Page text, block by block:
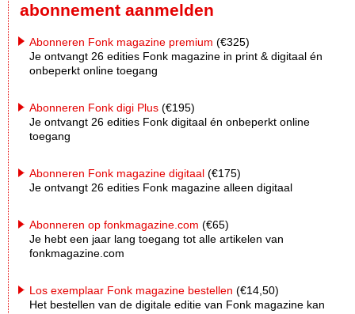
abonnement aanmelden
Abonneren Fonk magazine premium (€325)
Je ontvangt 26 edities Fonk magazine in print & digitaal én
onbeperkt online toegang
Abonneren Fonk digi Plus (€195)
Je ontvangt 26 edities Fonk digitaal én onbeperkt online
toegang
Abonneren Fonk magazine digitaal (€175)
Je ontvangt 26 edities Fonk magazine alleen digitaal
Abonneren op fonkmagazine.com (€65)
Je hebt een jaar lang toegang tot alle artikelen van
fonkmagazine.com
Los exemplaar Fonk magazine bestellen (€14,50)
Het bestellen van de digitale editie van Fonk magazine kan